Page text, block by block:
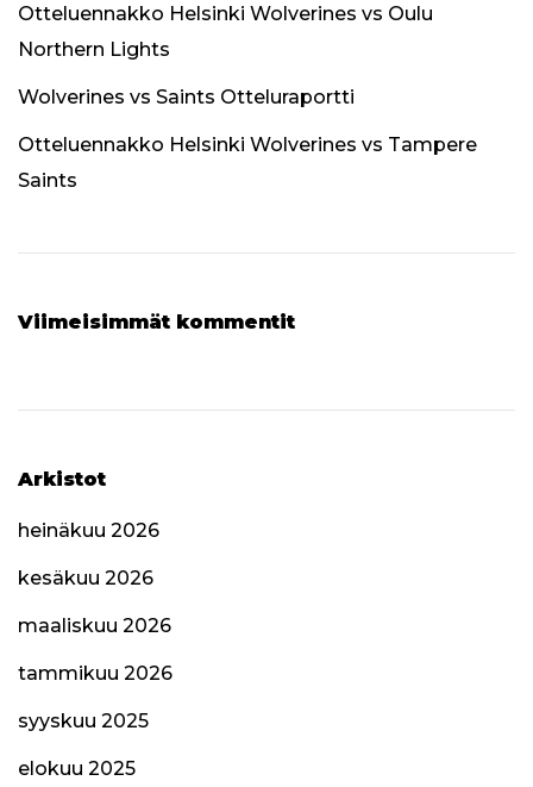
Otteluennakko Helsinki Wolverines vs Oulu
Northern Lights
Wolverines vs Saints Otteluraportti
Otteluennakko Helsinki Wolverines vs Tampere
Saints
Viimeisimmät kommentit
Arkistot
heinäkuu 2026
kesäkuu 2026
maaliskuu 2026
tammikuu 2026
syyskuu 2025
elokuu 2025